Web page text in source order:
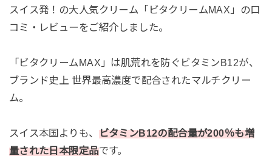
スイス発！の大人気クリーム「ビタクリームMAX」の口
コミ・レビューをご紹介しました。
「ビタクリームMAX」は肌荒れを防ぐビタミンB12が、
ブランド史上 世界最高濃度で配合されたマルチクリー
ム。
スイス本国よりも、 ビタミンB12の配合量が200％も増
量された日本限定品です。